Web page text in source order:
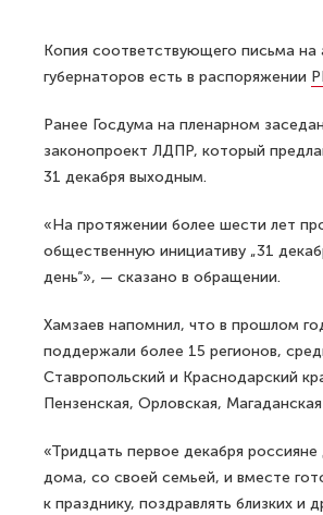
Копия соответствующего письма на
губернаторов есть в распоряжении
Ранее Госдума на пленарном
законопроект ЛДПР, который
31 декабря выходным.
«На протяжении более шести лет
общественную инициативу „31
день“», — сказано в обращении.
Хамзаев напомнил, что в прошлом
поддержали более 15 регионов,
Ставропольский и Краснодарский
Пензенская, Орловская,
«Тридцать первое декабря
дома, со своей семьей, и вместе
к празднику, поздравлять близких и